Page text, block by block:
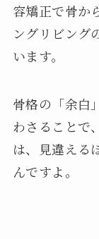
容矯正で骨か
ングリビング
います。
骨格の「余白
わさることで
は、見違える
んですよ。